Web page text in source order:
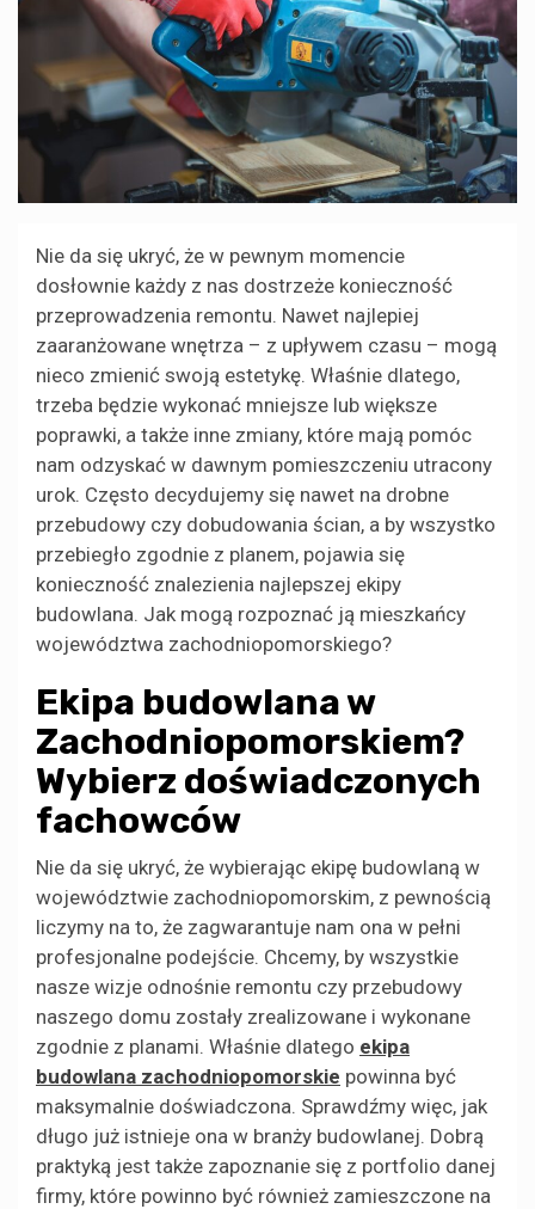
Nie da się ukryć, że w pewnym momencie
dosłownie każdy z nas dostrzeże konieczność
przeprowadzenia remontu. Nawet najlepiej
zaaranżowane wnętrza – z upływem czasu – mogą
nieco zmienić swoją estetykę. Właśnie dlatego,
trzeba będzie wykonać mniejsze lub większe
poprawki, a także inne zmiany, które mają pomóc
nam odzyskać w dawnym pomieszczeniu utracony
urok. Często decydujemy się nawet na drobne
przebudowy czy dobudowania ścian, a by wszystko
przebiegło zgodnie z planem, pojawia się
konieczność znalezienia najlepszej ekipy
budowlana. Jak mogą rozpoznać ją mieszkańcy
województwa zachodniopomorskiego?
Ekipa budowlana w
Zachodniopomorskiem?
Wybierz doświadczonych
fachowców
Nie da się ukryć, że wybierając ekipę budowlaną w
województwie zachodniopomorskim, z pewnością
liczymy na to, że zagwarantuje nam ona w pełni
profesjonalne podejście. Chcemy, by wszystkie
nasze wizje odnośnie remontu czy przebudowy
naszego domu zostały zrealizowane i wykonane
zgodnie z planami. Właśnie dlatego ekipa
budowlana zachodniopomorskie powinna być
maksymalnie doświadczona. Sprawdźmy więc, jak
długo już istnieje ona w branży budowlanej. Dobrą
praktyką jest także zapoznanie się z portfolio danej
firmy, które powinno być również zamieszczone na